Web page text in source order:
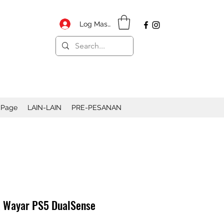
Log Masuk
LAIN-LAIN PRE-PESANAN
PS5 DualSense